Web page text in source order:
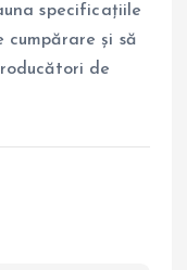
specificațiile
cumpărare și să
de